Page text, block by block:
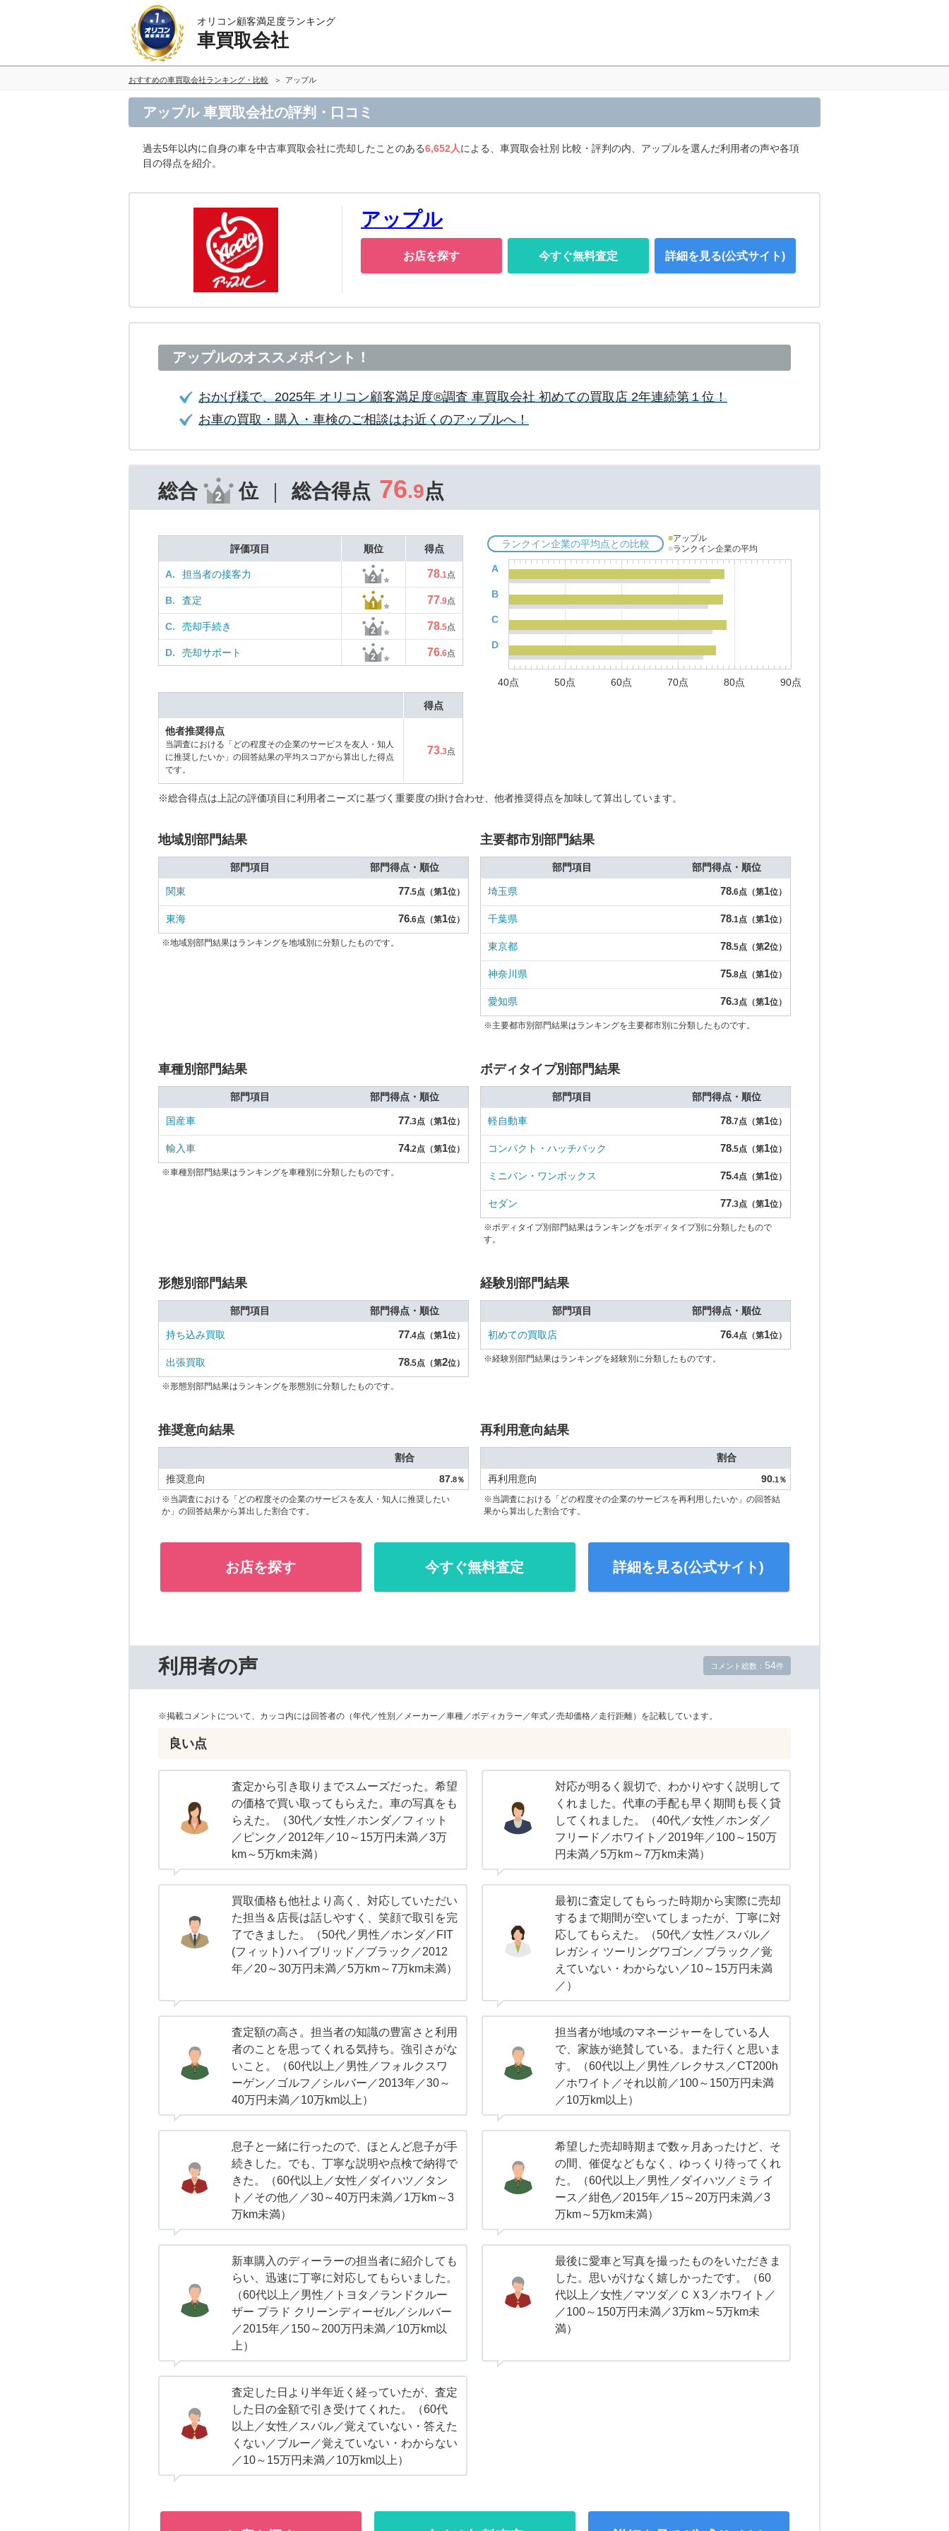
オリコン顧客満足度ランキング
車買取会社
おすすめの車買取会社ランキング・比較 アップル
アップル 車買取会社の評判・口コミ
過去5年以内に自身の車を中古車買取会社に売却したことのある6,652人による、車買取会社別 比較・評判の内、アップルを選んだ利用者の声や各項
目の得点を紹介。
アップル
お店を探す 今すぐ無料査定 詳細を見る(公式サイト)
アップルのオススメポイント！
おかげ様で、2025年 オリコン顧客満足度®調査 車買取会社 初めての買取店 2年連続第１位！
お車の買取・購入・車検のご相談はお近くのアップルへ！
総合 位 総合得点 76.9点
評価項目 順位 得点
A. 担当者の接客力 78.1点
B. 査定 77.9点
C. 売却手続き 78.5点
D. 売却サポート 76.6点
ランクイン企業の平均点との比較 ■アップル
■ランクイン企業の平均
A
B
C
D
40点 50点 60点 70点 80点 90点
得点
他者推奨得点
当調査における「どの程度その企業のサービスを友人・知人
に推奨したいか」の回答結果の平均スコアから算出した得点
です。
73.3点
※総合得点は上記の評価項目に利用者ニーズに基づく重要度の掛け合わせ、他者推奨得点を加味して算出しています。
地域別部門結果
部門項目 部門得点・順位
関東 77.5点（第1位）
東海 76.6点（第1位）
※地域別部門結果はランキングを地域別に分類したものです。
主要都市別部門結果
部門項目 部門得点・順位
埼玉県 78.6点（第1位）
千葉県 78.1点（第1位）
東京都 78.5点（第2位）
神奈川県 75.8点（第1位）
愛知県 76.3点（第1位）
※主要都市別部門結果はランキングを主要都市別に分類したものです。
車種別部門結果
部門項目 部門得点・順位
国産車 77.3点（第1位）
輸入車 74.2点（第1位）
※車種別部門結果はランキングを車種別に分類したものです。
ボディタイプ別部門結果
部門項目 部門得点・順位
軽自動車 78.7点（第1位）
コンパクト・ハッチバック 78.5点（第1位）
ミニバン・ワンボックス 75.4点（第1位）
セダン 77.3点（第1位）
※ボディタイプ別部門結果はランキングをボディタイプ別に分類したもので
す。
形態別部門結果
部門項目 部門得点・順位
持ち込み買取 77.4点（第1位）
出張買取 78.5点（第2位）
※形態別部門結果はランキングを形態別に分類したものです。
経験別部門結果
部門項目 部門得点・順位
初めての買取店 76.4点（第1位）
※経験別部門結果はランキングを経験別に分類したものです。
推奨意向結果
割合
推奨意向
87.8％
※当調査における「どの程度その企業のサービスを友人・知人に推奨したい
か」の回答結果から算出した割合です。
再利用意向結果
割合
再利用意向
90.1％
※当調査における「どの程度その企業のサービスを再利用したいか」の回答結
果から算出した割合です。
お店を探す 今すぐ無料査定 詳細を見る(公式サイト)
利用者の声 コメント総数： 54件
※掲載コメントについて、カッコ内には回答者の（年代／性別／メーカー／車種／ボディカラー／年式／売却価格／走行距離）を記載しています。
良い点
査定から引き取りまでスムーズだった。希望
の価格で買い取ってもらえた。車の写真をも
らえた。（30代／女性／ホンダ／フィット
／ピンク／2012年／10～15万円未満／3万
km～5万km未満）
対応が明るく親切で、わかりやすく説明して
くれました。代車の手配も早く期間も長く貸
してくれました。（40代／女性／ホンダ／
フリード／ホワイト／2019年／100～150万
円未満／5万km～7万km未満）
買取価格も他社より高く、対応していただい
た担当＆店長は話しやすく、笑顔で取引を完
了できました。（50代／男性／ホンダ／FIT
(フィット) ハイブリッド／ブラック／2012
年／20～30万円未満／5万km～7万km未満）
最初に査定してもらった時期から実際に売却
するまで期間が空いてしまったが、丁寧に対
応してもらえた。（50代／女性／スバル／
レガシィ ツーリングワゴン／ブラック／覚
えていない・わからない／10～15万円未満
／）
査定額の高さ。担当者の知識の豊富さと利用
者のことを思ってくれる気持ち。強引さがな
いこと。（60代以上／男性／フォルクスワ
ーゲン／ゴルフ／シルバー／2013年／30～
40万円未満／10万km以上）
担当者が地域のマネージャーをしている人
で、家族が絶賛している。また行くと思いま
す。（60代以上／男性／レクサス／CT200h
／ホワイト／それ以前／100～150万円未満
／10万km以上）
息子と一緒に行ったので、ほとんど息子が手
続きした。でも、丁寧な説明や点検で納得で
きた。（60代以上／女性／ダイハツ／タン
ト／その他／／30～40万円未満／1万km～3
万km未満）
希望した売却時期まで数ヶ月あったけど、そ
の間、催促などもなく、ゆっくり待ってくれ
た。（60代以上／男性／ダイハツ／ミラ イ
ース／紺色／2015年／15～20万円未満／3
万km～5万km未満）
新車購入のディーラーの担当者に紹介しても
らい、迅速に丁寧に対応してもらいました。
（60代以上／男性／トヨタ／ランドクルー
ザー プラド クリーンディーゼル／シルバー
／2015年／150～200万円未満／10万km以
上）
最後に愛車と写真を撮ったものをいただきま
した。思いがけなく嬉しかったです。（60
代以上／女性／マツダ／ＣＸ3／ホワイト／
／100～150万円未満／3万km～5万km未
満）
査定した日より半年近く経っていたが、査定
した日の金額で引き受けてくれた。（60代
以上／女性／スバル／覚えていない・答えた
くない／ブルー／覚えていない・わからない
／10～15万円未満／10万km以上）